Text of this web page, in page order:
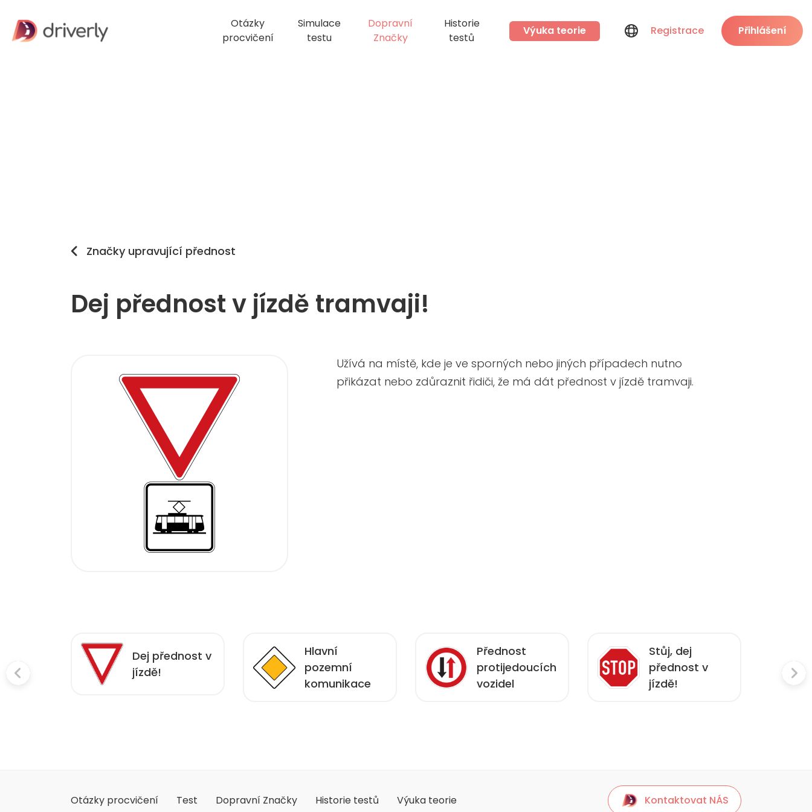
Otázky
procvičení
Simulace
testu
Dopravní
Značky
Historie
testů
Výuka teorie Registrace Přihlášení
Značky upravující přednost
Dej přednost v jízdě tramvaji!
Užívá na místě, kde je ve sporných nebo jiných případech nutno
přikázat nebo zdůraznit řidiči, že má dát přednost v jízdě tramvaji.
Dej přednost v
jízdě!
Hlavní
pozemní
komunikace
Přednost
protijedoucích
vozidel
Stůj, dej
přednost v
jízdě!
Otázky procvičení Test Dopravní Značky Historie testů Výuka teorie Kontaktovat NÁS